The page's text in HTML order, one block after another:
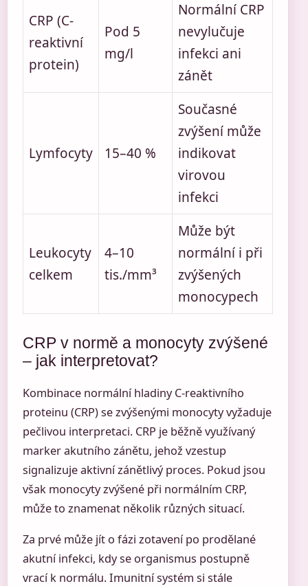
CRP (C-
reaktivní
protein)
Pod 5
mg/l
Normální CRP
nevylučuje
infekci ani
zánět
Lymfocyty 15–40 %
Současné
zvýšení může
indikovat
virovou
infekci
Leukocyty
celkem
4–10
tis./mm³
Může být
normální i při
zvýšených
monocypech
CRP v normě a monocyty zvýšené
– jak interpretovat?
Kombinace normální hladiny C-reaktivního
proteinu (CRP) se zvýšenými monocyty vyžaduje
pečlivou interpretaci. CRP je běžně využívaný
marker akutního zánětu, jehož vzestup
signalizuje aktivní zánětlivý proces. Pokud jsou
však monocyty zvýšené při normálním CRP,
může to znamenat několik různých situací.
Za prvé může jít o fázi zotavení po prodělané
akutní infekci, kdy se organismus postupně
vrací k normálu. Imunitní systém si stále